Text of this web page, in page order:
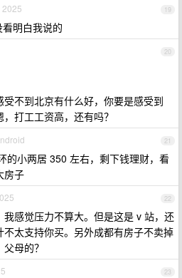
19
2025
明白我说的
20
不到北京有什么好，你要是感受到
打工工资高，还有吗？
21
的小两居 350 左右，剩下钱理财，看
房子
22
感觉压力不算大。但是这是 v 站，还
太支持你买。另外成都有房子不卖掉
母的？
23